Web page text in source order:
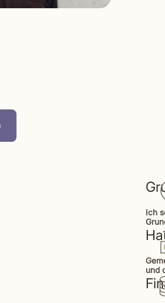
Ich
und